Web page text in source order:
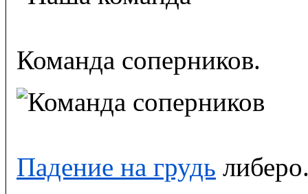
Команда соперников.
Падение на грудь